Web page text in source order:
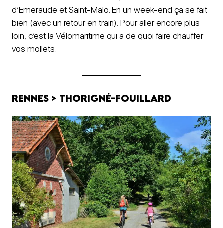
d’Emeraude et Saint-Malo. En un week-end ça se fait
bien (avec un retour en train). Pour aller encore plus
loin, c’est la Vélomaritime qui a de quoi faire chauffer
vos mollets.
Rennes > Thorigné-Fouillard